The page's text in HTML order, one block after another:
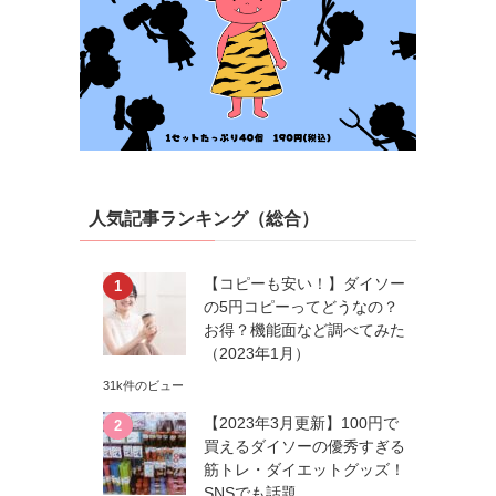
人気記事ランキング（総合）
【コピーも安い！】ダイソー
の5円コピーってどうなの？
お得？機能面など調べてみた
（2023年1月）
31k件のビュー
【2023年3月更新】100円で
買えるダイソーの優秀すぎる
筋トレ・ダイエットグッズ！